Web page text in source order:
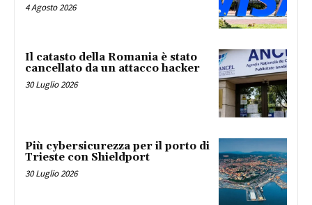
4 Agosto 2026
Il catasto della Romania è stato
cancellato da un attacco hacker
30 Luglio 2026
Più cybersicurezza per il porto di
Trieste con Shieldport
30 Luglio 2026